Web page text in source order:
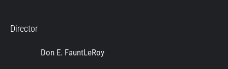
Director
Don E. FauntLeRoy